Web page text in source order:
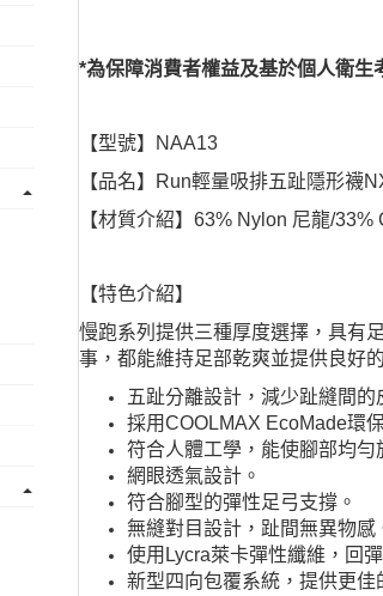
*為保障消費者權益及基於個人衛生
【型號】NAA13
【品名】Run輕量吸排五趾隱形襪
【材質介紹】63% Nylon 尼龍/
【特色介紹】
慢跑系列提供三種厚度選擇，具有
事，都能維持足部乾爽並提供良好
五趾分離設計，減少趾縫間的
採用COOLMAX EcoMade環
符合人體工學，能使腳部均勻
網眼透氣設計。
符合腳型的彈性足弓支撐。
無縫對目設計，趾間無異物感
使用Lycra萊卡彈性纖維，回彈
新型四向包覆系統，提供更佳